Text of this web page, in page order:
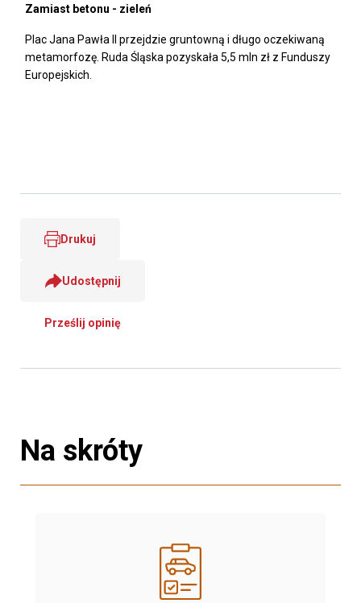
Zamiast betonu - zieleń
Plac Jana Pawła II przejdzie gruntowną i długo oczekiwaną
metamorfozę. Ruda Śląska pozyskała 5,5 mln zł z Funduszy
Europejskich.
Drukuj
Udostępnij
Prześlij opinię
Na skróty